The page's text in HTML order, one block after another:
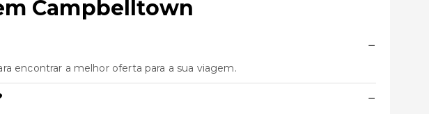
Campbelltown
−
encontrar a melhor oferta para a sua viagem.
−